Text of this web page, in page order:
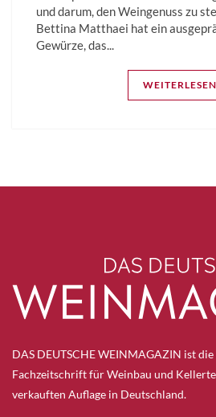
und darum, den Weingenuss zu
Bettina­ Matthaei hat ein
Gewürze, das...
WEITERLESEN
DAS DEUTSCHE WEINMAGAZIN ist
Fachzeitschrift für Weinbau und
verkauften Auflage in Deutschland.